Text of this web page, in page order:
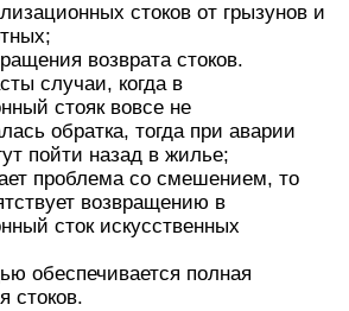
стоков от грызунов и
возврата стоков.
случаи, когда в
стояк вовсе не
обратка, тогда при аварии
пойти назад в жилье;
проблема со смешением, то
возвращению в
сток искусственных
обеспечивается полная
стоков.